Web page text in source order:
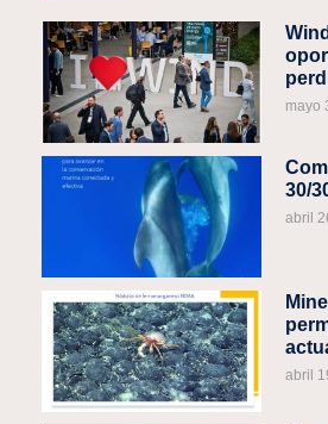
mayo
30/
abril
abril